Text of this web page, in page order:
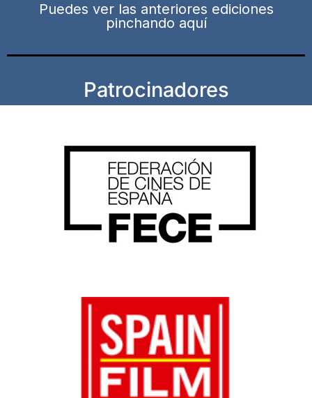
Puedes ver las anteriores ediciones
pinchando aquí
Patrocinadores